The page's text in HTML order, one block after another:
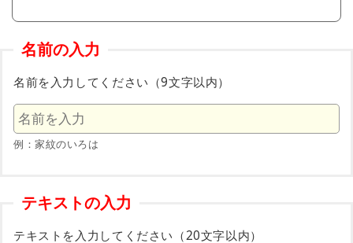
名前の入力
名前を入力してください（9文字以内）
例：家紋のいろは
テキストの入力
テキストを入力してください（20文字以内）